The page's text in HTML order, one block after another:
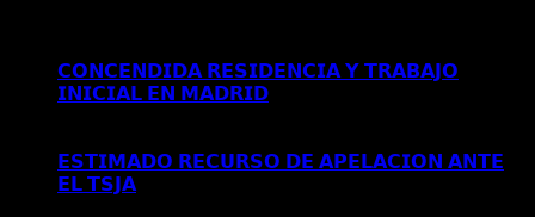
𝗖𝗢𝗡𝗖𝗘𝗡𝗗𝗜𝗗𝗔 𝗥𝗘𝗦𝗜𝗗𝗘𝗡𝗖𝗜𝗔 𝗬 𝗧𝗥𝗔𝗕𝗔𝗝𝗢
𝗜𝗡𝗜𝗖𝗜𝗔𝗟 𝗘𝗡 𝗠𝗔𝗗𝗥𝗜𝗗
𝗘𝗦𝗧𝗜𝗠𝗔𝗗𝗢 𝗥𝗘𝗖𝗨𝗥𝗦𝗢 𝗗𝗘 𝗔𝗣𝗘𝗟𝗔𝗖𝗜𝗢𝗡 𝗔𝗡𝗧𝗘
𝗘𝗟 𝗧𝗦𝗝𝗔